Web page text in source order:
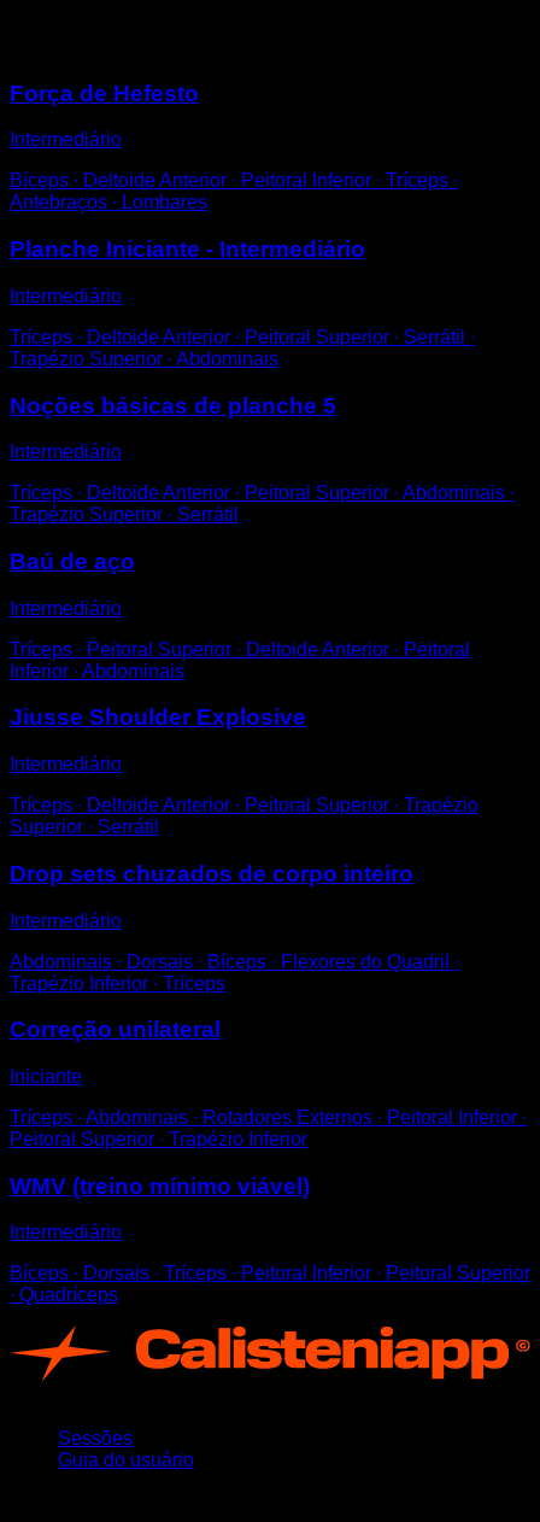
Força de Hefesto
Intermediário
Bíceps ∙ Deltoide Anterior ∙ Peitoral Inferior ∙ Tríceps ∙
Antebraços ∙ Lombares
Planche Iniciante - Intermediário
Intermediário
Tríceps ∙ Deltoide Anterior ∙ Peitoral Superior ∙ Serrátil ∙
Trapézio Superior ∙ Abdominais
Noções básicas de planche 5
Intermediário
Tríceps ∙ Deltoide Anterior ∙ Peitoral Superior ∙ Abdominais ∙
Trapézio Superior ∙ Serrátil
Baú de aço
Intermediário
Tríceps ∙ Peitoral Superior ∙ Deltoide Anterior ∙ Peitoral
Inferior ∙ Abdominais
Jiusse Shoulder Explosive
Intermediário
Tríceps ∙ Deltoide Anterior ∙ Peitoral Superior ∙ Trapézio
Superior ∙ Serrátil
Drop sets chuzados de corpo inteiro
Intermediário
Abdominais ∙ Dorsais ∙ Bíceps ∙ Flexores do Quadril ∙
Trapézio Inferior ∙ Tríceps
Correção unilateral
Iniciante
Tríceps ∙ Abdominais ∙ Rotadores Externos ∙ Peitoral Inferior ∙
Peitoral Superior ∙ Trapézio Inferior
WMV (treino mínimo viável)
Intermediário
Bíceps ∙ Dorsais ∙ Tríceps ∙ Peitoral Inferior ∙ Peitoral Superior
∙ Quadríceps
Sessões
Guia do usuário